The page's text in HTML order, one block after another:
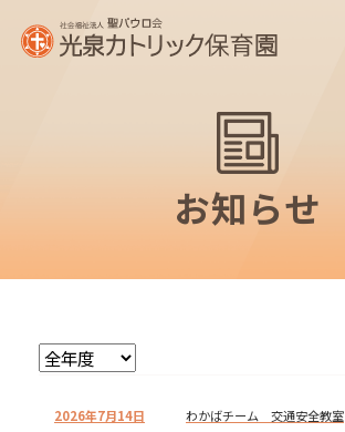
お知らせ
2026年7月14日 わかばチーム 交通安全教室